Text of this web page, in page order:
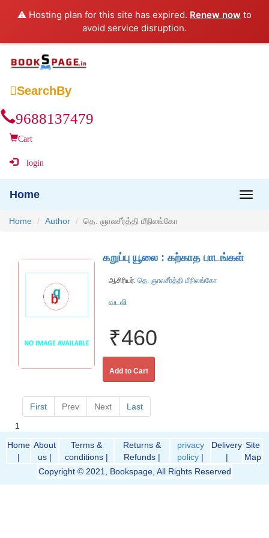
⚠️ Hosting plan for this site has expired. Renew now to
avoid service disruption.
SearchBy
9688137479
Cart
login
Home
Home Author தெ. ஞாலசீர்த்தி மீநிலங்கோ
கறுப்பு யூலை : கற்காத பாடங்கள்
ஆசிரியர்: தெ. ஞாலசீர்த்தி மீநிலங்கோ
வடலி
₹460
Add to Cart
1
First Prev Next Last
Home
|
About
us |
Terms &
conditions |
Returns &
Refunds |
privacy
policy |
Delivery
|
Site
Map
Copyright © 2021, Bookspage, All Rights Reserved